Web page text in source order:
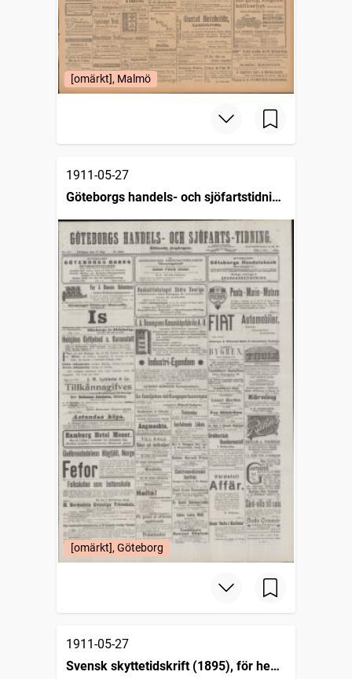
[omärkt], Malmö
1911-05-27
Göteborgs handels- och sjöfartstidning
(1832)
[omärkt], Göteborg
1911-05-27
Svensk skyttetidskrift (1895), för hem